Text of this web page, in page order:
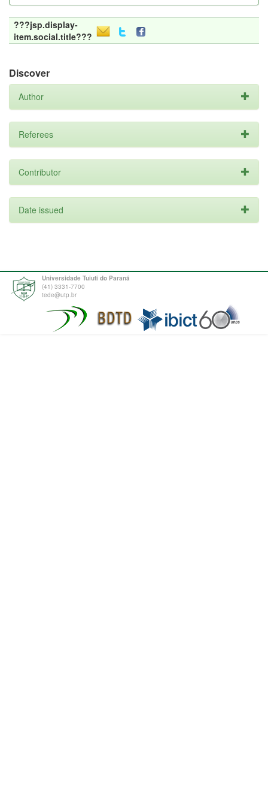
???jsp.display-
item.social.title???
Discover
Author
Referees
Contributor
Date issued
Universidade Tuiuti do Paraná
(41) 3331-7700
tede@utp.br